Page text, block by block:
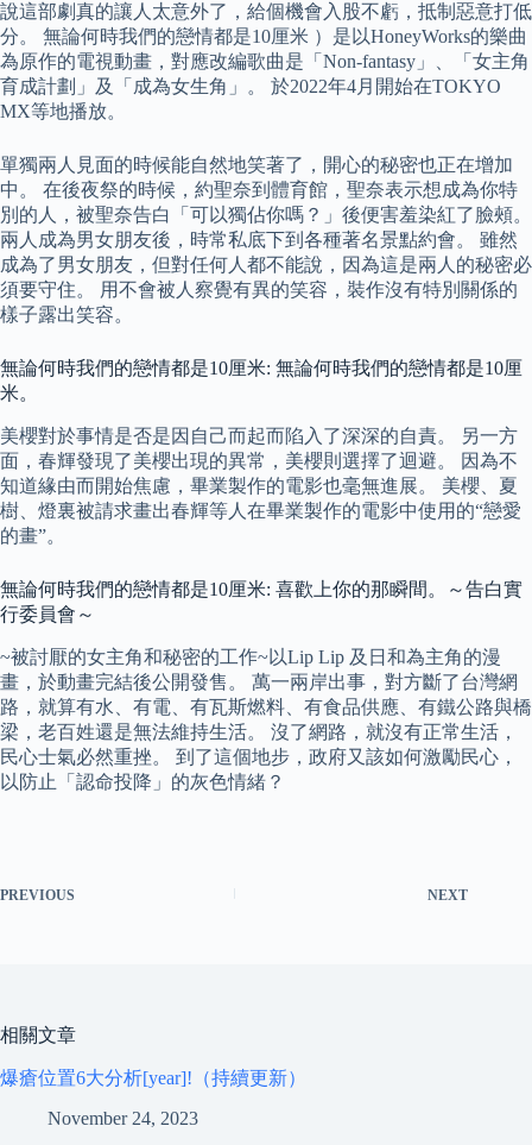
說這部劇真的讓人太意外了，給個機會入股不虧，抵制惡意打低
分。 無論何時我們的戀情都是10厘米 ）是以HoneyWorks的樂曲
為原作的電視動畫，對應改編歌曲是「Non-fantasy」、「女主角
育成計劃」及「成為女生角」。 於2022年4月開始在TOKYO
MX等地播放。
單獨兩人見面的時候能自然地笑著了，開心的秘密也正在增加
中。 在後夜祭的時候，約聖奈到體育館，聖奈表示想成為你特
別的人，被聖奈告白「可以獨佔你嗎？」後便害羞染紅了臉頰。
兩人成為男女朋友後，時常私底下到各種著名景點約會。 雖然
成為了男女朋友，但對任何人都不能說，因為這是兩人的秘密必
須要守住。 用不會被人察覺有異的笑容，裝作沒有特別關係的
樣子露出笑容。
無論何時我們的戀情都是10厘米: 無論何時我們的戀情都是10厘
米。
美櫻對於事情是否是因自己而起而陷入了深深的自責。 另一方
面，春輝發現了美櫻出現的異常，美櫻則選擇了迴避。 因為不
知道緣由而開始焦慮，畢業製作的電影也毫無進展。 美櫻、夏
樹、燈裏被請求畫出春輝等人在畢業製作的電影中使用的“戀愛
的畫”。
無論何時我們的戀情都是10厘米: 喜歡上你的那瞬間。～告白實
行委員會～
~被討厭的女主角和秘密的工作~以Lip Lip 及日和為主角的漫
畫，於動畫完結後公開發售。 萬一兩岸出事，對方斷了台灣網
路，就算有水、有電、有瓦斯燃料、有食品供應、有鐵公路與橋
梁，老百姓還是無法維持生活。 沒了網路，就沒有正常生活，
民心士氣必然重挫。 到了這個地步，政府又該如何激勵民心，
以防止「認命投降」的灰色情緒？
PREVIOUS NEXT
相關文章
爆瘡位置6大分析[year]!（持續更新）
November 24, 2023